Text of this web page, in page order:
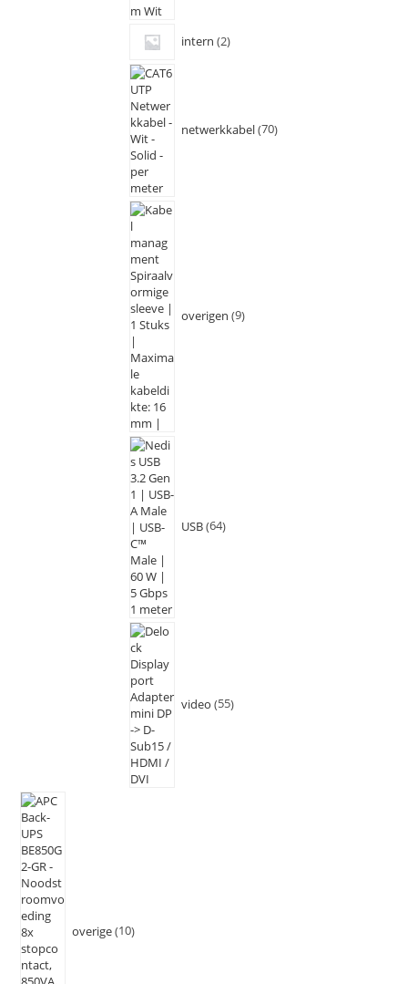
intern 2
netwerkkabel 70
overigen 9
USB 64
video 55
overige 10